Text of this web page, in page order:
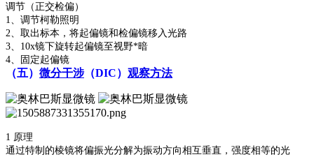
调节（正交检偏）
1、调节柯勒照明
2、取出标本，将起偏镜和检偏镜移入光路
3、10x镜下旋转起偏镜至视野*暗
4、固定起偏镜
（五） 微分干涉（DIC） 观察方法
1 原理
通过特制的棱镜将偏振光分解为振动方向相互垂直，强度相等的光